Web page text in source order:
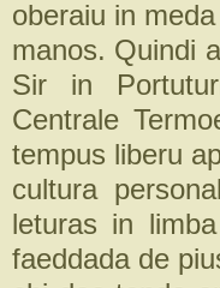
oberaiu in
manos. Quindi
Sir in
Centrale
tempus liberu
cultura
leturas in
faeddada de